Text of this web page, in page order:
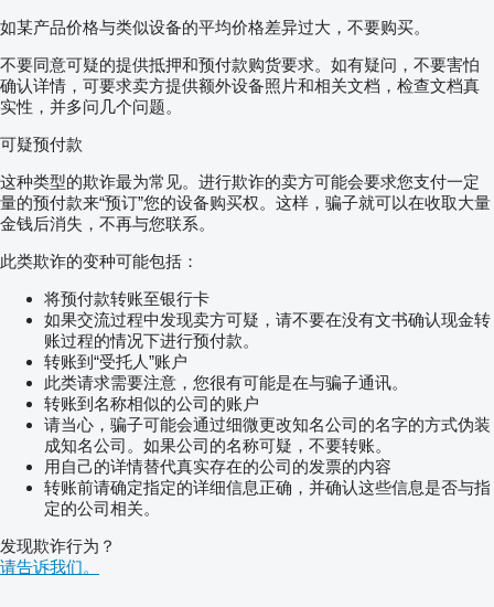
如某产品价格与类似设备的平均价格差异过大，不要购买。
不要同意可疑的提供抵押和预付款购货要求。如有疑问，不要害怕
确认详情，可要求卖方提供额外设备照片和相关文档，检查文档真
实性，并多问几个问题。
可疑预付款
这种类型的欺诈最为常见。进行欺诈的卖方可能会要求您支付一定
量的预付款来“预订”您的设备购买权。这样，骗子就可以在收取大量
金钱后消失，不再与您联系。
此类欺诈的变种可能包括：
将预付款转账至银行卡
如果交流过程中发现卖方可疑，请不要在没有文书确认现金转
账过程的情况下进行预付款。
转账到“受托人”账户
此类请求需要注意，您很有可能是在与骗子通讯。
转账到名称相似的公司的账户
请当心，骗子可能会通过细微更改知名公司的名字的方式伪装
成知名公司。如果公司的名称可疑，不要转账。
用自己的详情替代真实存在的公司的发票的内容
转账前请确定指定的详细信息正确，并确认这些信息是否与指
定的公司相关。
发现欺诈行为？
请告诉我们。